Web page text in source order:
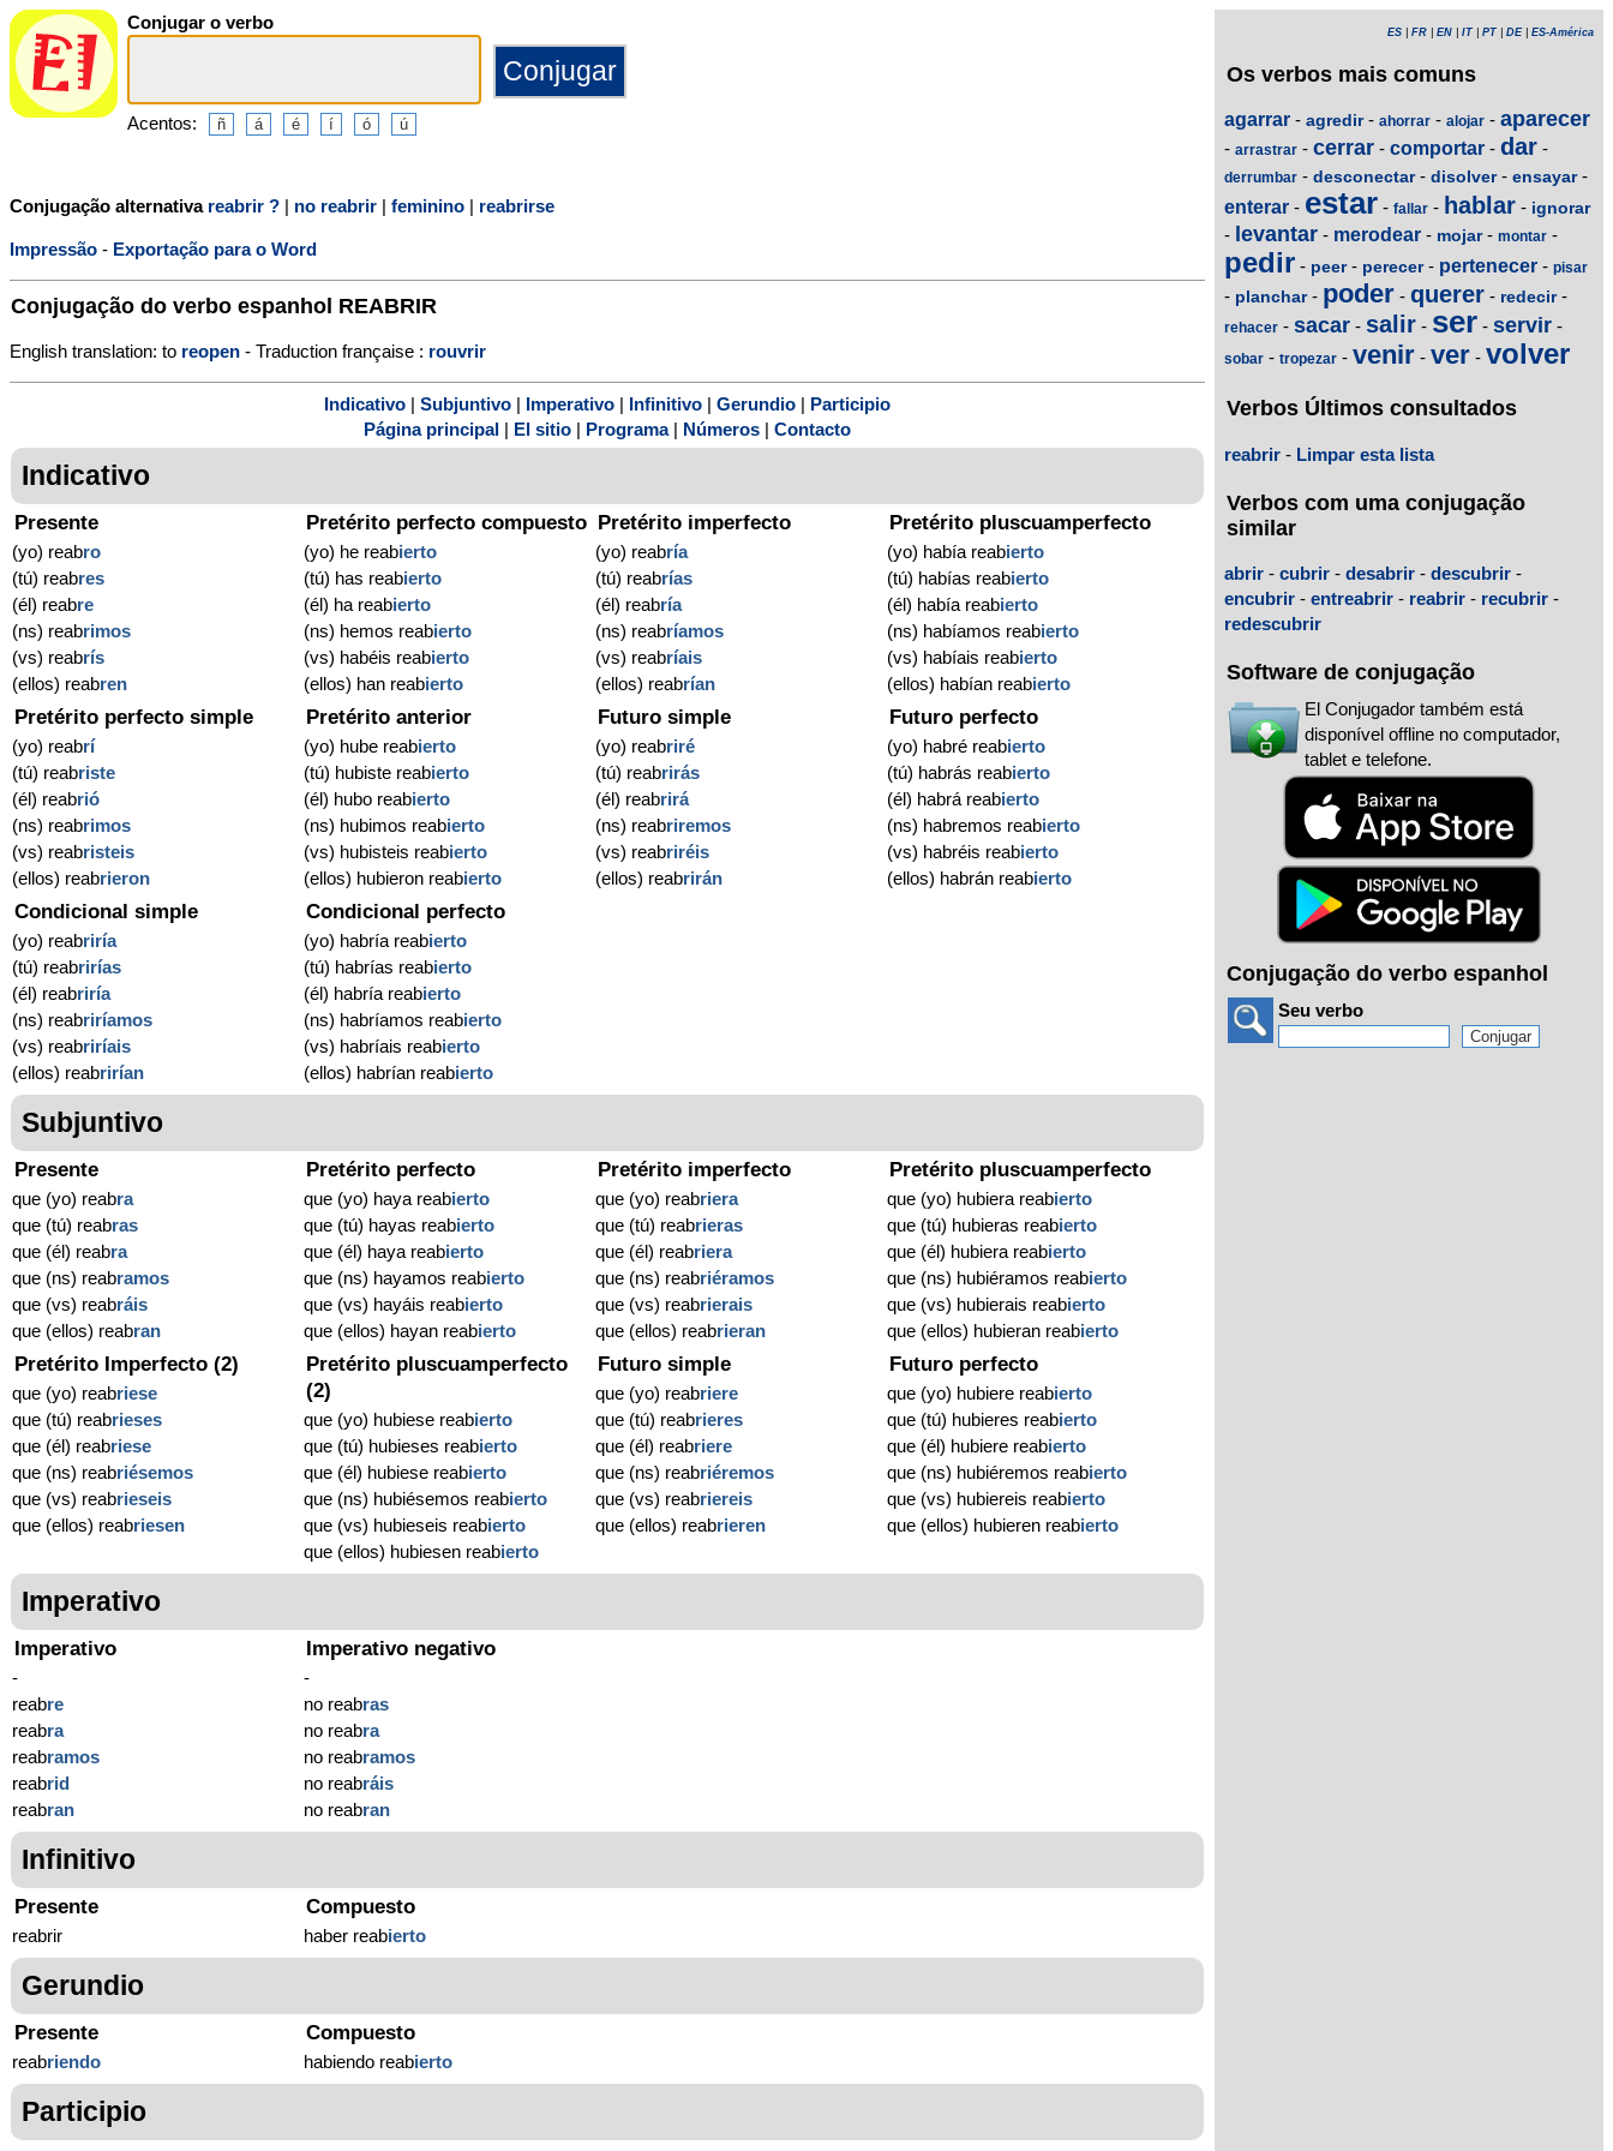
Conjugar o verbo
Acentos:
Conjugação alternativa reabrir ? | no reabrir | feminino | reabrirse
Impressão - Exportação para o Word
Conjugação do verbo espanhol REABRIR
English translation: to reopen - Traduction française : rouvrir
Indicativo Subjuntivo Imperativo Infinitivo Gerundio
Participio
Página principal
El sitio Programa| Números Contacto
Indicativo
Presente
(yo) reabro
(tú) reabres
(él) reabre
(ns) reabrimos
(vs) reabrís
(ellos) reabren
Pretérito perfecto compuesto
(yo) he reabierto
(tú) has reabierto
(él) ha reabierto
(ns) hemos reabierto
(vs) habéis reabierto
(ellos) han reabierto
Pretérito imperfecto
(yo) reabría
(tú) reabrías
(él) reabría
(ns) reabríamos
(vs) reabríais
(ellos) reabrían
Pretérito pluscuamperfecto
(yo) había reabierto
(tú) habías reabierto
(él) había reabierto
(ns) habíamos reabierto
(vs) habíais reabierto
(ellos) habían reabierto
Pretérito perfecto simple
(yo) reabrí
(tú) reabriste
(él) reabrió
(ns) reabrimos
(vs) reabristeis
(ellos) reabrieron
Pretérito anterior
(yo) hube reabierto
(tú) hubiste reabierto
(él) hubo reabierto
(ns) hubimos reabierto
(vs) hubisteis reabierto
(ellos) hubieron reabierto
Futuro simple
(yo) reabriré
(tú) reabrirás
(él) reabrirá
(ns) reabriremos
(vs) reabriréis
(ellos) reabrirán
Futuro perfecto
(yo) habré reabierto
(tú) habrás reabierto
(él) habrá reabierto
(ns) habremos reabierto
(vs) habréis reabierto
(ellos) habrán reabierto
Condicional simple
(yo) reabriría
(tú) reabrirías
(él) reabriría
(ns) reabriríamos
(vs) reabriríais
(ellos) reabrirían
Condicional perfecto
(yo) habría reabierto
(tú) habrías reabierto
(él) habría reabierto
(ns) habríamos reabierto
(vs) habríais reabierto
(ellos) habrían reabierto
Subjuntivo
Presente
que (yo) reabra
que (tú) reabras
que (él) reabra
que (ns) reabramos
que (vs) reabráis
que (ellos) reabran
Pretérito perfecto
que (yo) haya reabierto
que (tú) hayas reabierto
que (él) haya reabierto
que (ns) hayamos reabierto
que (vs) hayáis reabierto
que (ellos) hayan reabierto
Pretérito imperfecto
que (yo) reabriera
que (tú) reabrieras
que (él) reabriera
que (ns) reabriéramos
que (vs) reabrierais
que (ellos) reabrieran
Pretérito pluscuamperfecto
que (yo) hubiera reabierto
que (tú) hubieras reabierto
que (él) hubiera reabierto
que (ns) hubiéramos reabierto
que (vs) hubierais reabierto
que (ellos) hubieran reabierto
Pretérito Imperfecto (2)
que (yo) reabriese
que (tú) reabrieses
que (él) reabriese
que (ns) reabriésemos
que (vs) reabrieseis
que (ellos) reabriesen
Pretérito pluscuamperfecto
(2)
que (yo) hubiese reabierto
que (tú) hubieses reabierto
que (él) hubiese reabierto
que (ns) hubiésemos reabierto
que (vs) hubieseis reabierto
que (ellos) hubiesen reabierto
Futuro simple
que (yo) reabriere
que (tú) reabrieres
que (él) reabriere
que (ns) reabriéremos
que (vs) reabriereis
que (ellos) reabrieren
Futuro perfecto
que (yo) hubiere reabierto
que (tú) hubieres reabierto
que (él) hubiere reabierto
que (ns) hubiéremos reabierto
que (vs) hubiereis reabierto
que (ellos) hubieren reabierto
Imperativo
Imperativo
-
reabre
reabra
reabramos
reabrid
reabran
Imperativo negativo
-
no reabras
no reabra
no reabramos
no reabráis
no reabran
Infinitivo
Presente
reabrir
Compuesto
haber reabierto
Gerundio
Presente
reabriendo
Compuesto
habiendo reabierto
Participio
ES FR EN IT PT DE| ES-América
Os verbos mais comuns
agarrar - agredir- ahorrar - alojar - aparecer
- arrastrar - cerrar - comportar - dar -
derrumbar - desconectar- disolver- ensayar-
enterar - estar - fallar - hablar - ignorar
- levantar - merodear - mojar- montar -
pedir - peer- perecer- pertenecer - pisar
- planchar- poder - querer - redecir-
rehacer - sacar - salir - ser - servir -
sobar - tropezar - venir - ver - volver
Verbos Últimos consultados
reabrir - Limpar esta lista
Verbos com uma conjugação
similar
abrir - cubrir - desabrir - descubrir -
encubrir - entreabrir - reabrir - recubrir -
redescubrir
Software de conjugação
El Conjugador também está
disponível offline no computador,
tablet e telefone.
Conjugação do verbo espanhol
Seu verbo